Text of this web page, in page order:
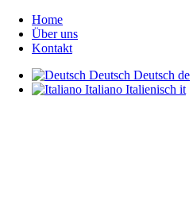
Home
Über uns
Kontakt
Deutsch Deutsch de
Italiano Italienisch it